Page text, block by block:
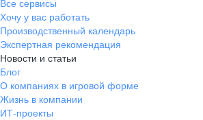
Все сервисы
Хочу у вас работать
Производственный календарь
Экспертная рекомендация
Новости и статьи
Блог
О компаниях в игровой форме
Жизнь в компании
ИТ-проекты